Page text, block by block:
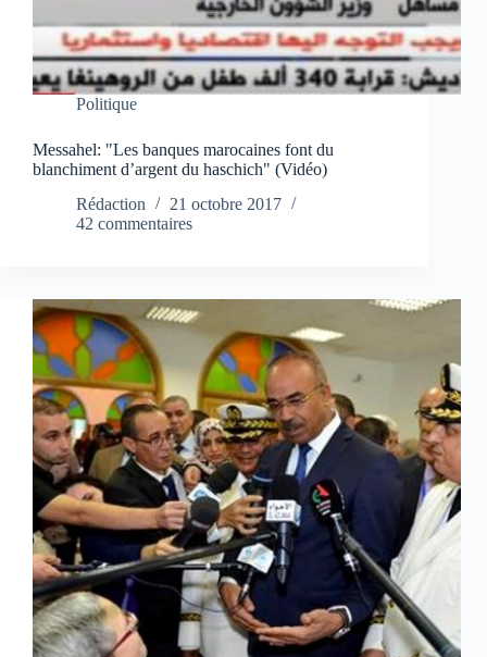
Politique
Messahel: "Les banques marocaines font du
blanchiment d’argent du haschich" (Vidéo)
Rédaction
21 octobre 2017
42 commentaires